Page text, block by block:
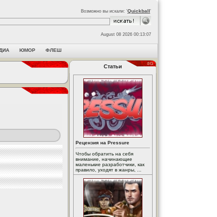
Возможно вы искали: 'Quickball'
August 08 2026 00:13:07
ЮМОР ФЛЕШ
Статьи
Рецензия на Pressure
Чтобы обратить на себя
внимание, начинающие
маленькие разработчики, как
правило, уходят в жанры, ...